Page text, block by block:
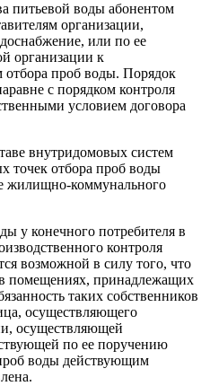
питьевой воды абонентом
организации,
или по ее
организации к
отбора проб воды. Порядок
с порядком контроля
условием договора
внутридомовых систем
точек отбора проб воды
жилищно-коммунального
у конечного потребителя в
контроля
возможной в силу того, что
помещениях, принадлежащих
таких собственников
осуществляющего
осуществляющей
по ее поручению
воды действующим